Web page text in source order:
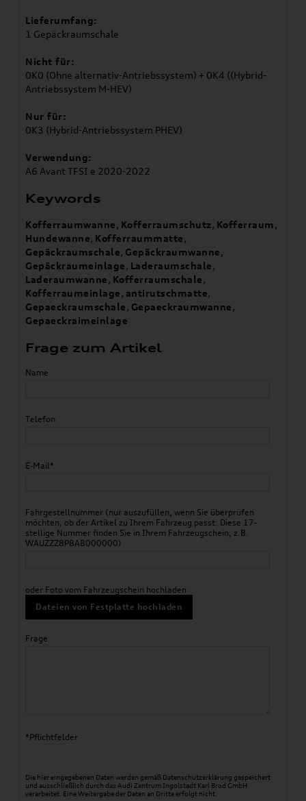
Lieferumfang:
1 Gepäckraumschale
Nicht für:
0K0 (Ohne alternativ-Antriebssystem) + 0K4 ((Hybrid-
Antriebssystem M-HEV)
Nur für:
0K3 (Hybrid-Antriebssystem PHEV)
Verwendung:
A6 Avant TFSI e 2020-2022
Keywords
Kofferraumwanne, Kofferraumschutz, Kofferraum,
Hundewanne, Kofferraummatte,
Gepäckraumschale, Gepäckraumwanne,
Gepäckraumeinlage, Laderaumschale,
Laderaumwanne, Kofferraumschale,
Kofferraumeinlage, antirutschmatte,
Gepaeckraumschale, Gepaeckraumwanne,
Gepaeckraimeinlage
Frage zum Artikel
Name
Telefon
E-Mail*
Fahrgestellnummer (nur auszufüllen, wenn Sie überprüfen
möchten, ob der Artikel zu Ihrem Fahrzeug passt. Diese 17-
stellige Nummer finden Sie in Ihrem Fahrzeugschein, z.B.
WAUZZZ8P8AB000000)
oder Foto vom Fahrzeugschein hochladen
Dateien von Festplatte hochladen
Frage
*Pflichtfelder
Die hier eingegebenen Daten werden gemäß Datenschutzerklärung gespeichert
und ausschließlich durch das Audi Zentrum Ingolstadt Karl Brod GmbH
verarbeitet. Eine Weitergabe der Daten an Dritte erfolgt nicht.